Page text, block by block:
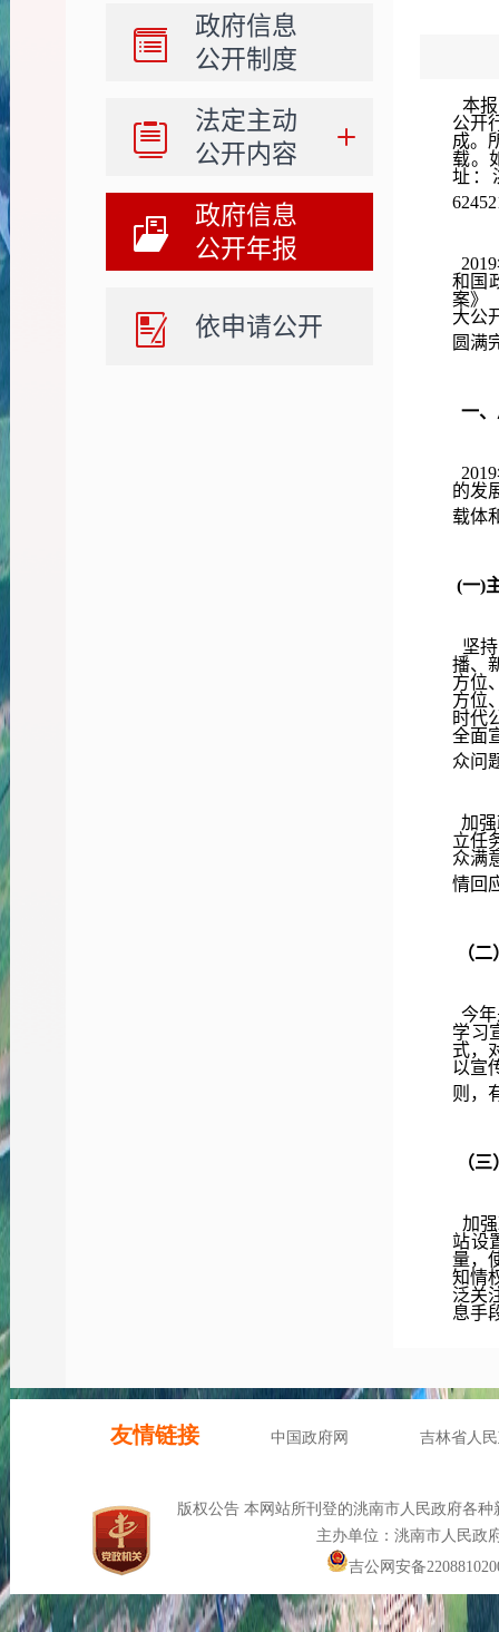
政府信息
公开制度
法定主动
公开内容
政府信息
公开年报
依申请公开
本
公开
成。
载。
址：
和国
案》
大公
圆满
一
的发
载体
(一)
坚
播、
方位
方位
时代
全面
众问
加
立任
众满
情回
（
今
学习
式，
以宣
则，
（
加
站设
量，
知情
泛关
息手
信息
程序
公文
开方
涉密
项不